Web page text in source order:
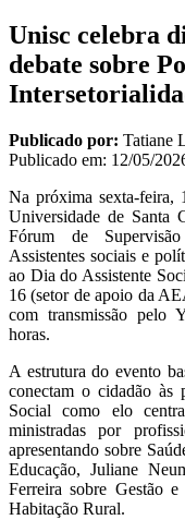
Unisc celebra
debate sobre
Publicado por: Tatiane
Publicado em: 12/05/
Na próxima sexta-feira,
Universidade de
Fórum de
Assistentes sociais e
ao Dia do Assistente
16 (setor de apoio da
com transmissão
horas.
A estrutura do evento
conectam o cidadão às
Social como elo
ministradas por
apresentando sobre
Educação, Juliane
Ferreira sobre Gestão
Habitação Rural.